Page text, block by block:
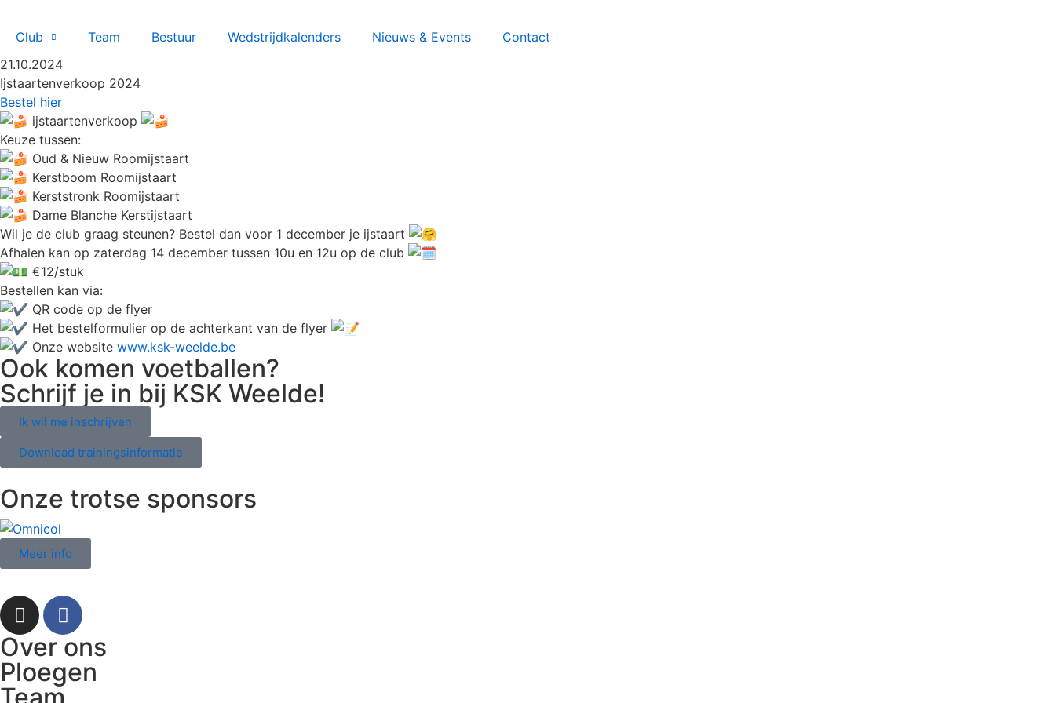
Club Team Bestuur Wedstrijdkalenders Nieuws & Events
Contact
21.10.2024
Ijstaartenverkoop 2024
Bestel hier
ijstaartenverkoop
Keuze tussen:
Oud & Nieuw Roomijstaart
Kerstboom Roomijstaart
Kerststronk Roomijstaart
Dame Blanche Kerstijstaart
Wil je de club graag steunen? Bestel dan voor 1 december je ijstaart
Afhalen kan op zaterdag 14 december tussen 10u en 12u op de club
€12/stuk
Bestellen kan via:
QR code op de flyer
Het bestelformulier op de achterkant van de flyer
Onze website www.ksk-weelde.be
Ook komen voetballen?
Schrijf je in bij KSK Weelde!
Ik wil me inschrijven
Download trainingsinformatie
Onze trotse sponsors
Meer info
Over ons
Ploegen